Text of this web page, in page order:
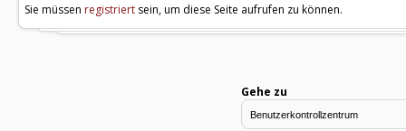
Sie müssen registriert sein, um diese Seite aufrufen zu können.
Gehe zu